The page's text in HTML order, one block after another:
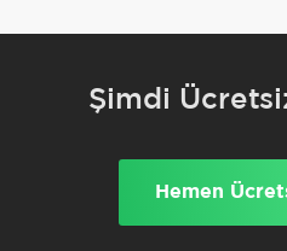
Şimdi
Hemen